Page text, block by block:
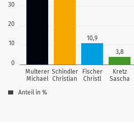
0
10
20
30
Multerer
Michael
Schindler
Christian
Fischer
Christl
Kretz
Sascha
10,9
3,8
Anteil in %